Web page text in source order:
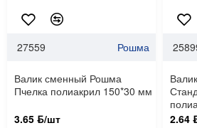
27559 Рошма
Валик сменный Рошма
Пчелка полиакрил 150*30 мм
3.65 ƃ/шт
2.64